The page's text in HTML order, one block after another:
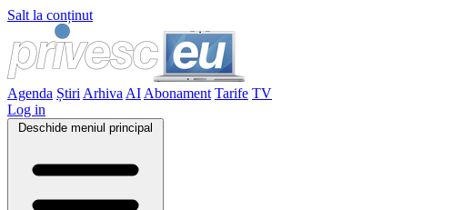
Salt la conținut
Agenda Știri Arhiva AI Abonament Tarife TV
Log in
Deschide meniul principal